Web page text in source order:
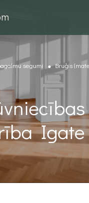
segumi Bruģis
Igate